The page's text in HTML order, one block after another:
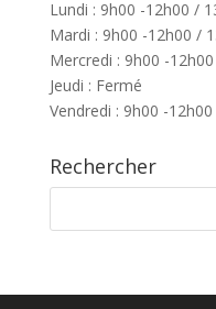
Lundi : 9h00 -12h00 /
Mardi : 9h00 -12h00 /
Mercredi : 9h00 -12h00
Jeudi : Fermé
Vendredi : 9h00 -
Rechercher